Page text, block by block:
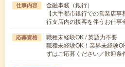
仕事内容
金融事務（銀行）
【大手都市銀行での営業店
行支店内の接客を伴うお仕
応募資格
職種未経験OK / 英語力不要
職種未経験OK！業界未経験
ずはご応募ください／歓迎